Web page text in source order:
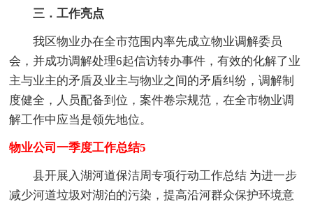
三．工作亮点
我区物业办在全市范围内率先成立物业调解委员
会，并成功调解处理6起信访转办事件，有效的化解了业
主与业主的矛盾及业主与物业之间的矛盾纠纷，调解制
度健全，人员配备到位，案件卷宗规范，在全市物业调
解工作中应当是领先地位。
物业公司一季度工作总结5
县开展入湖河道保洁周专项行动工作总结 为进一步
减少河道垃圾对湖泊的污染，提高沿河群众保护环境意